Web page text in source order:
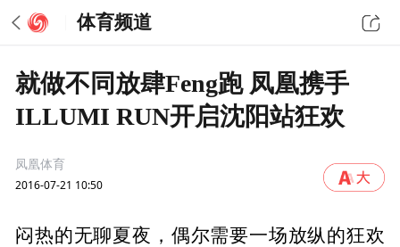
体育频道
就做不同放肆Feng跑 凤凰携手
ILLUMI RUN开启沈阳站狂欢
凤凰体育
2016-07-21 10:50
闷热的无聊夏夜，偶尔需要一场放纵的狂欢